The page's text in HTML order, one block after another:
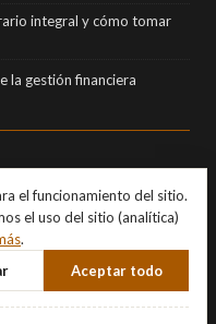
integral y cómo tomar
la gestión financiera
el funcionamiento del sitio.
el uso del sitio (analítica)
.
Aceptar todo